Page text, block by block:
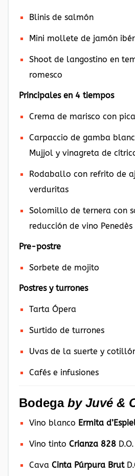
Blinis de salmón
Mini mollete de jamón
Shoot de langostino en
romesco
Principales en 4 tiempos
Crema de marisco con
Carpaccio de gamba
Mujjol y vinagreta de
Rodaballo con refrito de
verduritas
Solomillo de ternera con
reducción de vino Penedès
Pre-postre
Sorbete de mojito
Postres y turrones
Tarta Ópera
Surtido de turrones
Uvas de la suerte y
Cafés e infusiones
Bodega by Juvé &
Vino blanco Ermita
Vino tinto Crianza 828
Cava Cinta Púrpura Brut